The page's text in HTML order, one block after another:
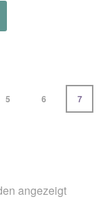
5 6 7
angezeigt